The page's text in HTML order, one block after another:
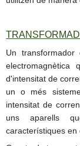
Un transformador
d'intensitat de
un o més
intensitat de
uns aparells
característiques en